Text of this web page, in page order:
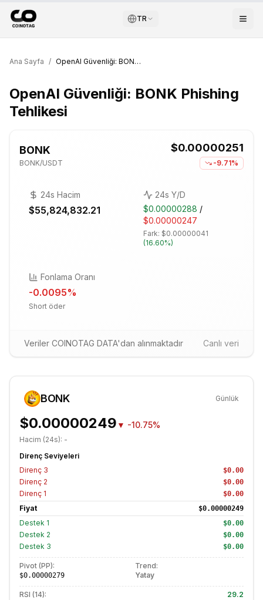
TR
Ana Sayfa / OpenAI Güvenliği: BONK Phishing Tehlikesi
OpenAI Güvenliği: BONK Phishing
Tehlikesi
BONK
BONK/USDT
$0.00000251
-9.71%
24s Hacim
$55,824,832.21
24s Y/D
$0.00000288 /
$0.00000247
Fark: $0.00000041
(16.60%)
Fonlama Oranı
-0.0095%
Short öder
Veriler COINOTAG DATA'dan alınmaktadır Canlı veri
BONK Günlük
$0.00000249 ▼ -10.75%
Hacim (24s): -
Direnç Seviyeleri
Direnç 3 $0.00
Direnç 2 $0.00
Direnç 1 $0.00
Fiyat $0.00000249
Destek 1 $0.00
Destek 2 $0.00
Destek 3 $0.00
Pivot (PP):
$0.00000279
Trend:
Yatay
RSI (14): 29.2